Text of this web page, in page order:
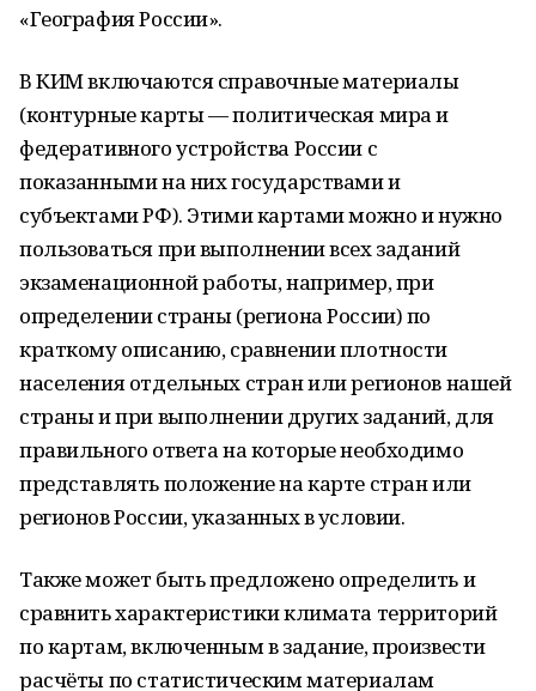
«География России».
В КИМ включаются справочные материалы
(контурные карты — политическая мира и
федеративного устройства России с
показанными на них государствами и
субъектами РФ). Этими картами можно и нужно
пользоваться при выполнении всех заданий
экзаменационной работы, например, при
определении страны (региона России) по
краткому описанию, сравнении плотности
населения отдельных стран или регионов нашей
страны и при выполнении других заданий, для
правильного ответа на которые необходимо
представлять положение на карте стран или
регионов России, указанных в условии.
Также может быть предложено определить и
сравнить характеристики климата территорий
по картам, включенным в задание, произвести
расчёты по статистическим материалам